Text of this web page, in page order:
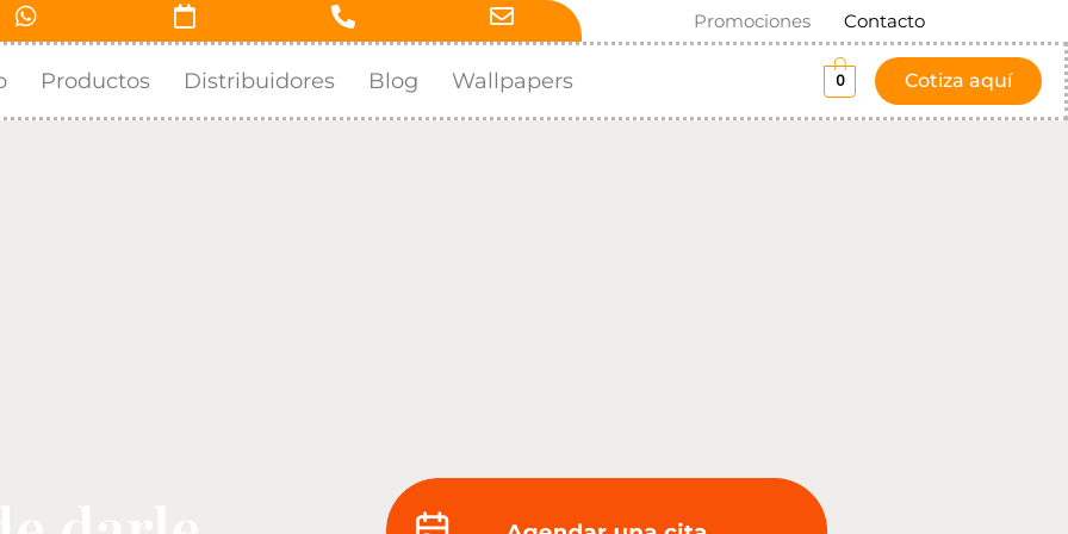
Promociones Contacto
Productos Distribuidores Blog Wallpapers 0 Cotiza aquí